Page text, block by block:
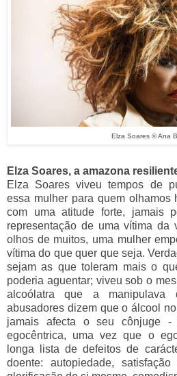
Elza Soares © Ana
Elza Soares, a amazona
Elza Soares viveu tempos de
essa mulher para quem olhamos
com uma atitude forte, jamais
representação de uma vítima da
olhos de muitos, uma mulher
vítima do que quer que seja.
sejam as que toleram mais o
poderia aguentar; viveu sob o
alcoólatra que a manipulava
abusadores dizem que o álcool
jamais afecta o seu cônjuge -
egocêntrica, uma vez que o
longa lista de defeitos de
doente: autopiedade,